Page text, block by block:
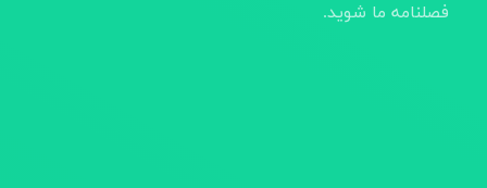
فصلنامه ما شوید.